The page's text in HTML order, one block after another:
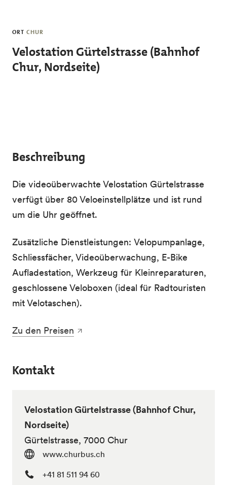
ORT CHUR
Velostation Gürtelstrasse (Bahnhof
Chur, Nordseite)
Beschreibung
Die videoüberwachte Velostation Gürtelstrasse
verfügt über 80 Veloeinstellplätze und ist rund
um die Uhr geöffnet.
Zusätzliche Dienstleistungen: Velopumpanlage,
Schliessfächer, Videoüberwachung, E-Bike
Aufladestation, Werkzeug für Kleinreparaturen,
geschlossene Veloboxen (ideal für Radtouristen
mit Velotaschen).
Zu den Preisen
Kontakt
Velostation Gürtelstrasse (Bahnhof Chur,
Nordseite)
Gürtelstrasse, 7000 Chur
www.churbus.ch
+41 81 511 94 60